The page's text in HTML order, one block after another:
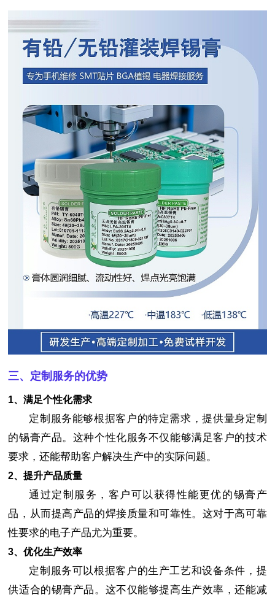
三、定制服务的优势
1、满足个性化需求
定制服务能够根据客户的特定需求，提供量身定制
的锡膏产品。这种个性化服务不仅能够满足客户的技术
要求，还能帮助客户解决生产中的实际问题。
2、提升产品质量
通过定制服务，客户可以获得性能更优的锡膏产
品，从而提高产品的焊接质量和可靠性。这对于高可靠
性要求的电子产品尤为重要。
3、优化生产效率
定制服务可以根据客户的生产工艺和设备条件，提
供适合的锡膏产品。这不仅能够提高生产效率，还能减